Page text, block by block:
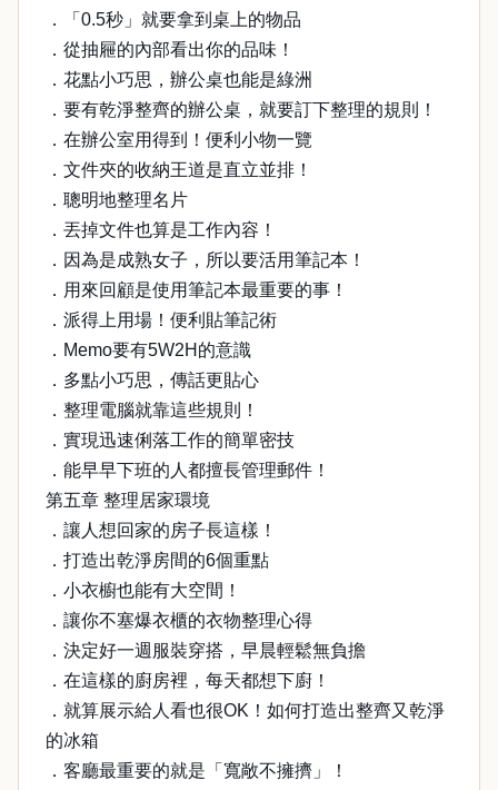
．「0.5秒」就要拿到桌上的物品
．從抽屜的內部看出你的品味！
．花點小巧思，辦公桌也能是綠洲
．要有乾淨整齊的辦公桌，就要訂下整理的規則！
．在辦公室用得到！便利小物一覽
．文件夾的收納王道是直立並排！
．聰明地整理名片
．丟掉文件也算是工作內容！
．因為是成熟女子，所以要活用筆記本！
．用來回顧是使用筆記本最重要的事！
．派得上用場！便利貼筆記術
．Memo要有5W2H的意識
．多點小巧思，傳話更貼心
．整理電腦就靠這些規則！
．實現迅速俐落工作的簡單密技
．能早早下班的人都擅長管理郵件！
第五章 整理居家環境
．讓人想回家的房子長這樣！
．打造出乾淨房間的6個重點
．小衣櫥也能有大空間！
．讓你不塞爆衣櫃的衣物整理心得
．決定好一週服裝穿搭，早晨輕鬆無負擔
．在這樣的廚房裡，每天都想下廚！
．就算展示給人看也很OK！如何打造出整齊又乾淨
的冰箱
．客廳最重要的就是「寬敞不擁擠」！